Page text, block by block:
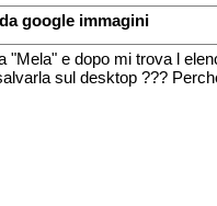
google immagini
e dopo mi trova l
sul desktop ???